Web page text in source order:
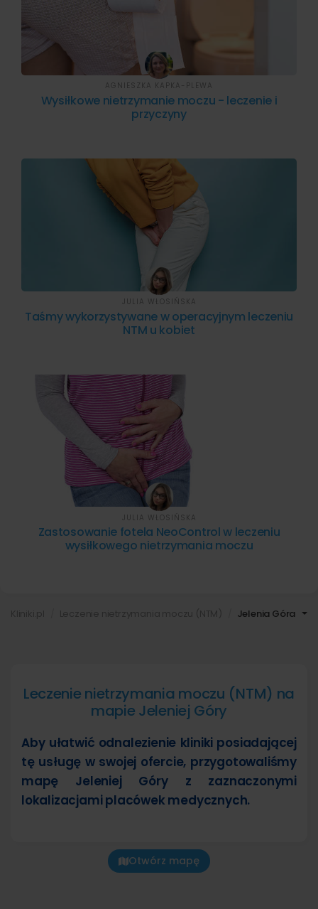
Jelenia Góra
Wysiłkowe nietrzymanie moczu - leczenie i
przyczyny
AGNIESZKA KAPKA-PLEWA
Taśmy wykorzystywane w operacyjnym leczeniu
NTM u kobiet
JULIA WŁOSIŃSKA
Zastosowanie fotela NeoControl w leczeniu
wysiłkowego nietrzymania moczu
JULIA WŁOSIŃSKA
Leczenie nietrzymania moczu (NTM) na
mapie Jeleniej Góry
Aby ułatwić odnalezienie kliniki posiadającej
tę usługę w swojej ofercie, przygotowaliśmy
mapę Jeleniej Góry z zaznaczonymi
lokalizacjami placówek medycznych.
Otwórz mapę